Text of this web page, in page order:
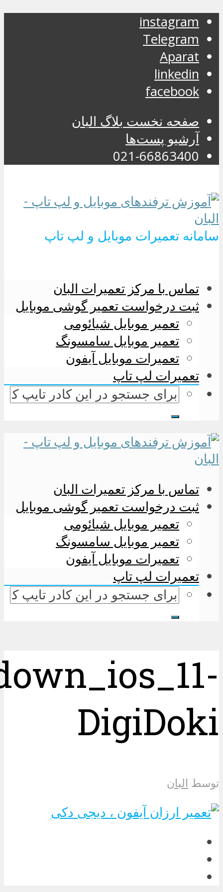
instagram
Telegram
Aparat
linkedin
facebook
صفحه نخست بلاگ البان
آرشیو پست‌ها
021-66863400
سامانه تعمیرات موبایل و لپ تاپ
تماس با مرکز تعمیرات البان
ثبت درخواست تعمیر گوشی موبایل
تعمیر موبایل شیائومی
تعمیر موبایل سامسونگ
تعمیرات موبایل آیفون
تعمیرات لپ تاپ
تماس با مرکز تعمیرات البان
ثبت درخواست تعمیر گوشی موبایل
تعمیر موبایل شیائومی
تعمیر موبایل سامسونگ
تعمیرات موبایل آیفون
تعمیرات لپ تاپ
DigiDoki
توسط البان